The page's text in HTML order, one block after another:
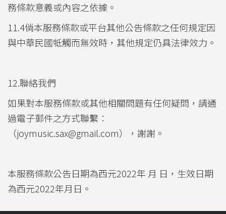
務條款意義或內容之依據。
11.4倘本服務條款或平台其他公告條款之任何規定因
與中華民國牴觸而無效時，其他規定仍具法律效力。
12.聯絡我們
如果對本服務條款或其他相關問題有任何疑問，請通
過電子郵件之方式聯繫：
（joymusic.sax@gmail.com），謝謝。
本服務條款公告日期為西元2022年 月 日，生效日期
為西元2022年月日。